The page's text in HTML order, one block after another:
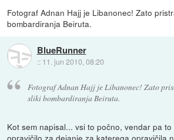
Fotograf Adnan Hajj je Libanonec! Zato
bombardiranja Beiruta.
BlueRunner
:: 11. jun 2010, 08:20
Fotograf Adnan Hajj je Libanonec! Zato
sliki bombardiranja Beiruta.
Kot sem napisal... vsi to počno, vendar pa